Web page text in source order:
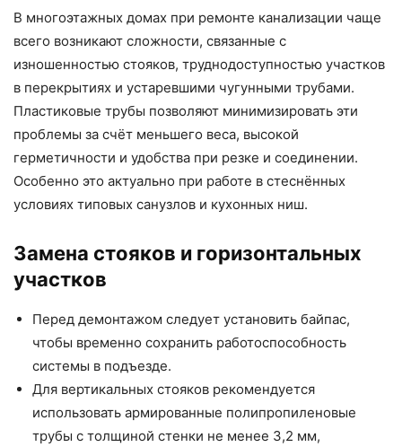
В многоэтажных домах при ремонте канализации чаще
всего возникают сложности, связанные с
изношенностью стояков, труднодоступностью участков
в перекрытиях и устаревшими чугунными трубами.
Пластиковые трубы позволяют минимизировать эти
проблемы за счёт меньшего веса, высокой
герметичности и удобства при резке и соединении.
Особенно это актуально при работе в стеснённых
условиях типовых санузлов и кухонных ниш.
Замена стояков и горизонтальных
участков
Перед демонтажом следует установить байпас,
чтобы временно сохранить работоспособность
системы в подъезде.
Для вертикальных стояков рекомендуется
использовать армированные полипропиленовые
трубы с толщиной стенки не менее 3,2 мм,